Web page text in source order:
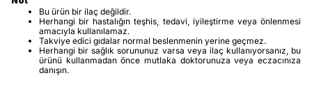
Bu ürün bir ilaç değildir.
Herhangi bir hastalığın teşhis, tedavi, iyileştirme veya önlenmesi
amacıyla kullanılamaz.
Takviye edici gıdalar normal beslenmenin yerine geçmez.
Herhangi bir sağlık sorununuz varsa veya ilaç kullanıyorsanız, bu
ürünü kullanmadan önce mutlaka doktorunuza veya eczacınıza
danışın.